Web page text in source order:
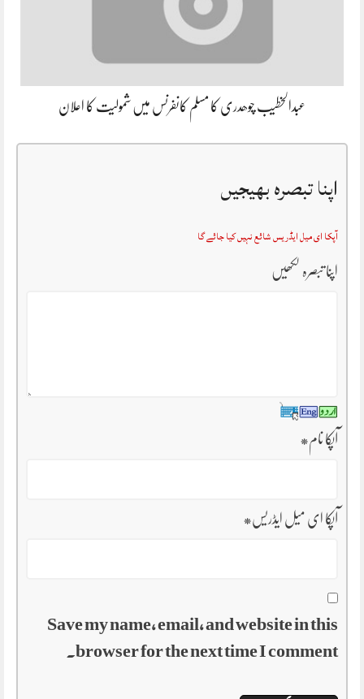
عبدالخطیب چوھدری کا مسلم کانفرنس میں شمولیت کا اعلان
اپنا تبصرہ بھیجیں
آپکا ای میل ایڈریس شائع نہیں کیا جائے گا
اپنا تبصرہ لکھیں
آپکا نام*
آپکا ای میل ایڈریس*
Save my name, email, and website in this
browser for the next time I comment.